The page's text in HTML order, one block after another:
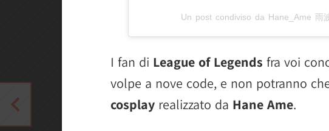
Un post condiviso da Hane_Ame 雨
I fan di League of Legends fra voi
volpe a nove code, e non potranno
cosplay realizzato da Hane Ame.